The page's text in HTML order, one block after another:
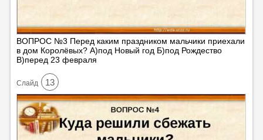
ВОПРОС №3 Перед каким праздником мальчики приехали
в дом Королёвых? А)под Новый год Б)под Рождество
В)перед 23 февраля
Cлайд 13